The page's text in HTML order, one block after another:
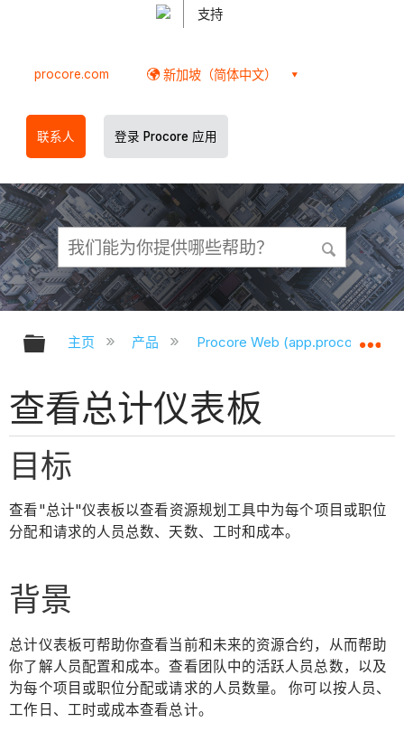
支持
procore.com 新加坡（简体中文）
联系人 登录 Procore 应用
扩展/隐缩全局层次
主页 产品 Procore Web
查看总计仪表板
目标
查看"总计"仪表板以查看资源规划工具中为每个项目或职位
分配和请求的人员总数、天数、工时和成本。
背景
总计仪表板可帮助你查看当前和未来的资源合约，从而帮助
你了解人员配置和成本。查看团队中的活跃人员总数，以及
为每个项目或职位分配或请求的人员数量。 你可以按人员、
工作日、工时或成本查看总计。